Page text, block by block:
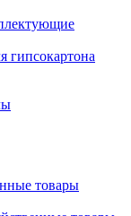
гипсокартона
товары